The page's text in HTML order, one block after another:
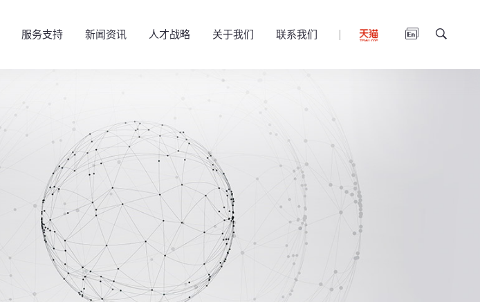
服务支持 新闻资讯 人才战略 关于我们 联系我们